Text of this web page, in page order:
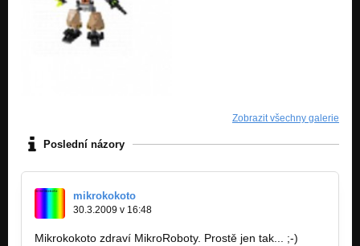
Zobrazit všechny galerie
Poslední názory
mikrokokoto
30.3.2009 v 16:48
Mikrokokoto zdraví MikroRoboty. Prostě jen tak... ;-)